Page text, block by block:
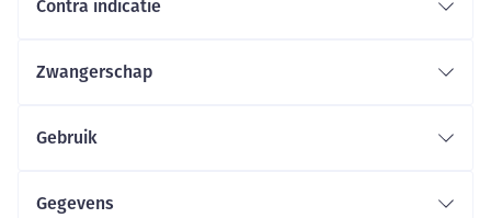
Contra indicatie
Zwangerschap
Gebruik
Gegevens